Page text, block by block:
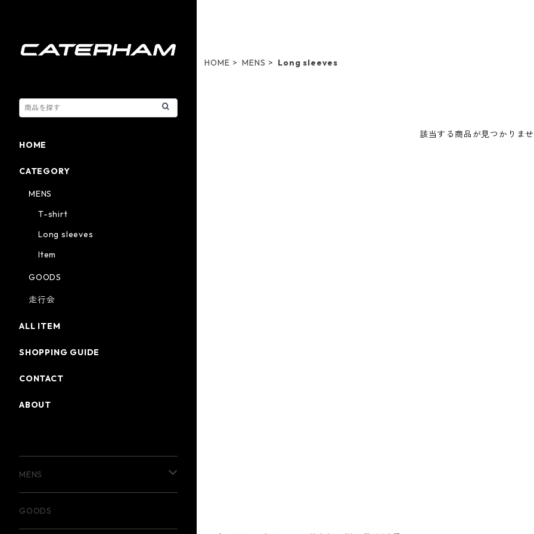
HOME MENS Long sleeves
該当する商品が見つかりませ
HOME
CATEGORY
MENS
T-shirt
Long sleeves
Item
GOODS
走行会
ALL ITEM
SHOPPING GUIDE
CONTACT
ABOUT
MENS
T-shirt
GOODS